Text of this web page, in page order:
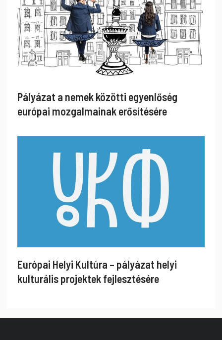
Pályázat a nemek közötti egyenlőség
európai mozgalmainak erősítésére
Európai Helyi Kultúra – pályázat helyi
kulturális projektek fejlesztésére